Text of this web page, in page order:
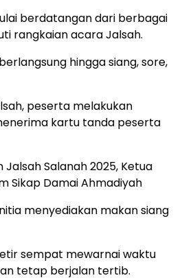
berdatangan dari berbagai
rangkaian acara Jalsah.
hingga siang, sore,
peserta melakukan
kartu tanda peserta
Jalsah Salanah 2025, Ketua
Sikap Damai Ahmadiyah
menyediakan makan siang
sempat mewarnai waktu
tetap berjalan tertib.